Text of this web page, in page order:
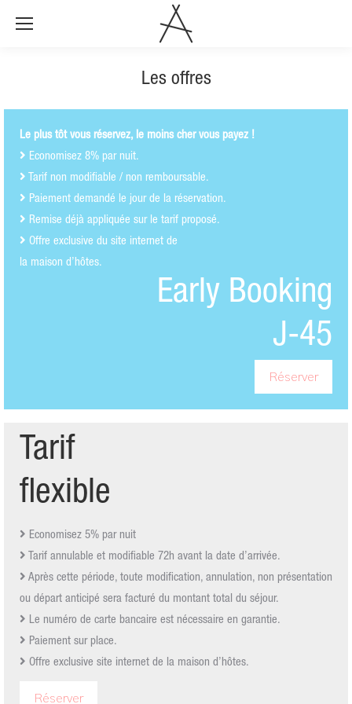
Les offres
Le plus tôt vous réservez, le moins cher vous payez !
Economisez 8% par nuit.
Tarif non modifiable / non remboursable.
Paiement demandé le jour de la réservation.
Remise déjà appliquée sur le tarif proposé.
Offre exclusive du site internet de
la maison d’hôtes.
Early Booking
J-45
Réserver
Tarif
flexible
Economisez 5% par nuit
Tarif annulable et modifiable 72h avant la date d’arrivée.
Après cette période, toute modification, annulation, non présentation
ou départ anticipé sera facturé du montant total du séjour.
Le numéro de carte bancaire est nécessaire en garantie.
Paiement sur place.
Offre exclusive site internet de la maison d’hôtes.
Réserver